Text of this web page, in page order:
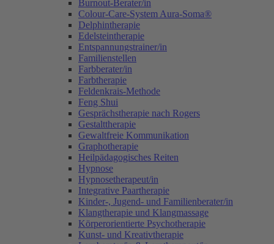
Burnout-Berater/in
Colour-Care-System Aura-Soma®
Delphintherapie
Edelsteintherapie
Entspannungstrainer/in
Familienstellen
Farbberater/in
Farbtherapie
Feldenkrais-Methode
Feng Shui
Gesprächstherapie nach Rogers
Gestalttherapie
Gewaltfreie Kommunikation
Graphotherapie
Heilpädagogisches Reiten
Hypnose
Hypnosetherapeut/in
Integrative Paartherapie
Kinder-, Jugend- und Familienberater/in
Klangtherapie und Klangmassage
Körperorientierte Psychotherapie
Kunst- und Kreativtherapie